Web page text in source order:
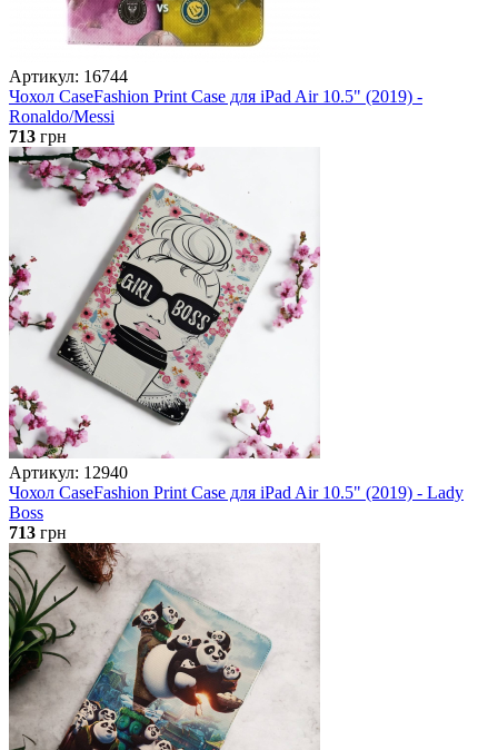
Артикул: 16744
Чохол CaseFashion Print Case для iPad Air 10.5" (2019) -
Ronaldo/Messi
713 грн
Артикул: 12940
Чохол CaseFashion Print Case для iPad Air 10.5" (2019) - Lady
Boss
713 грн